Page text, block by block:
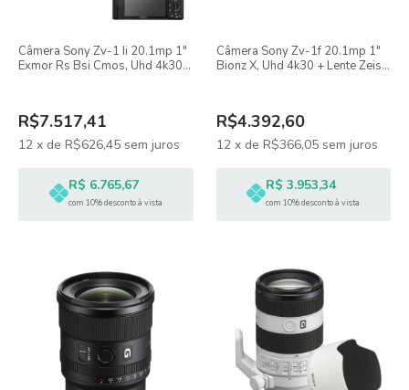
Câmera Sony Zv-1 Ii 20.1mp 1"
Exmor Rs Bsi Cmos, Uhd 4k30 +
R$7.517,41
12 x de R$626,45 sem juros
R$ 6.765,67
com 10% desconto à vista
Câmera Sony Zv-1f 20.1mp 1"
Bionz X, Uhd 4k30 + Lente Zeiss
R$4.392,60
12 x de R$366,05 sem juros
R$ 3.953,34
com 10% desconto à vista